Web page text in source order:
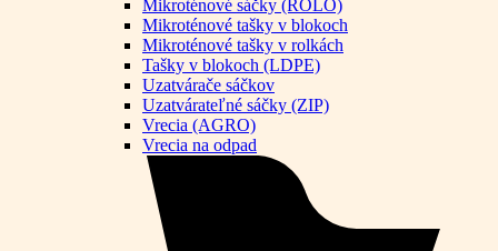
Mikroténové sáčky (ROLO)
Mikroténové tašky v blokoch
Mikroténové tašky v rolkách
Tašky v blokoch (LDPE)
Uzatvárače sáčkov
Uzatvárateľné sáčky (ZIP)
Vrecia (AGRO)
Vrecia na odpad